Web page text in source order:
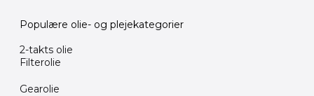
Populære olie- og plejekategorier
2-takts olie
Filterolie
Gearolie